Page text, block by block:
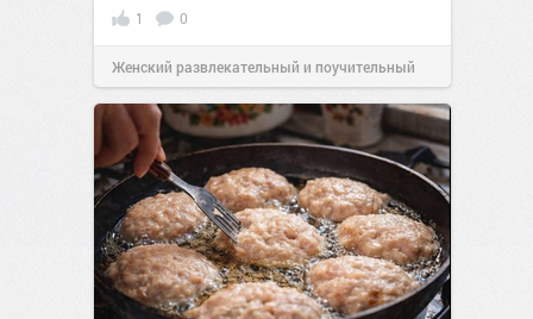
1 0
Женский развлекательный и поучительный
сайт.23:4106 авг 2026